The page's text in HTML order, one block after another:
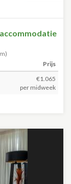
Prijs
€1.065
per midweek